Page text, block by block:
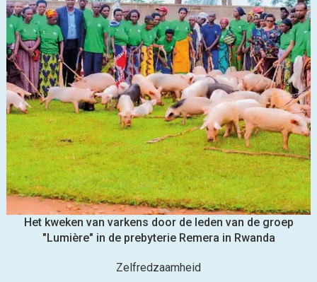
Het kweken van varkens door de leden van de groep
"Lumière" in de prebyterie Remera in Rwanda
Zelfredzaamheid